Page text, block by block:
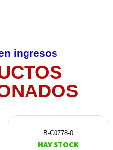
ingresos
B-C0778-0
HAY STOCK